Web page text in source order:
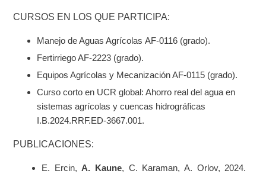
CURSOS EN LOS QUE PARTICIPA:
Manejo de Aguas Agrícolas AF-0116 (grado).
Fertirriego AF-2223 (grado).
Equipos Agrícolas y Mecanización AF-0115 (grado).
Curso corto en UCR global: Ahorro real del agua en
sistemas agrícolas y cuencas hidrográficas
I.B.2024.RRF.ED-3667.001.
PUBLICACIONES:
E. Ercin, A. Kaune, C. Karaman, A. Orlov, 2024.